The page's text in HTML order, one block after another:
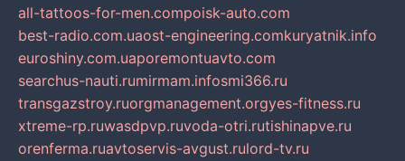
all-tattoos-for-men.compoisk-auto.com
best-radio.com.uaost-engineering.comkuryatnik.info
euroshiny.com.uaporemontuavto.com
searchus-nauti.rumirmam.infosmi366.ru
transgazstroy.ruorgmanagement.orgyes-fitness.ru
xtreme-rp.ruwasdpvp.ruvoda-otri.rutishinapve.ru
orenferma.ruavtoservis-avgust.rulord-tv.ru